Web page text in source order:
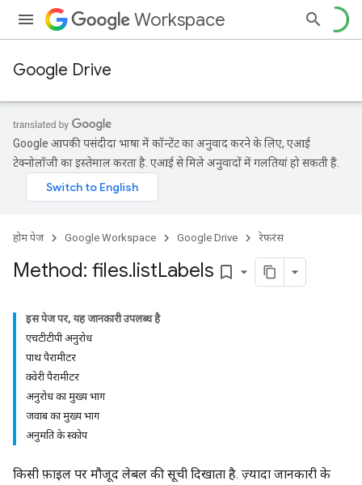
Workspace
Google Drive
Google आपकी पसंदीदा भाषा में कॉन्टेंट का अनुवाद करने के लिए, एआई
टेक्नोलॉजी का इस्तेमाल करता है. एआई से मिले अनुवादों में गलतियां हो सकती हैं.
होम पेज Google Workspace Google Drive रेफ़रंस
Method: files.listLabels bookmark_border
इस पेज पर, यह जानकारी उपलब्ध है
एचटीटीपी अनुरोध
पाथ पैरामीटर
क्वेरी पैरामीटर
अनुरोध का मुख्य भाग
जवाब का मुख्य भाग
अनुमति के स्कोप
किसी फ़ाइल पर मौजूद लेबल की सूची दिखाता है. ज़्यादा जानकारी के